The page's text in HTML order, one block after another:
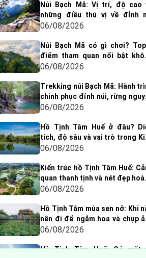
Núi Bạch Mã: Vị trí, độ cao
những điều thú vị về đỉnh
huyền thoại xứ Huế
06/08/2026
Núi Bạch Mã có gì chơi?
điểm tham quan nổi bật
thể bỏ qua
06/08/2026
Trekking núi Bạch Mã: Hành
chinh phục đỉnh núi, rừng
sinh & thác nước tuyệt đẹp
06/08/2026
Hồ Tịnh Tâm Huế ở đâu?
tích, độ sâu và vai trò trong
thành Huế xưa
06/08/2026
Kiến trúc hồ Tịnh Tâm Huế:
quan thanh tịnh và nét đẹp
cung xưa
06/08/2026
Hồ Tịnh Tâm mùa sen nở: Khi
nên đi để ngắm hoa và chụp
đẹp nhất?
06/08/2026
Hồ Tịnh Tâm Huế: Có mất